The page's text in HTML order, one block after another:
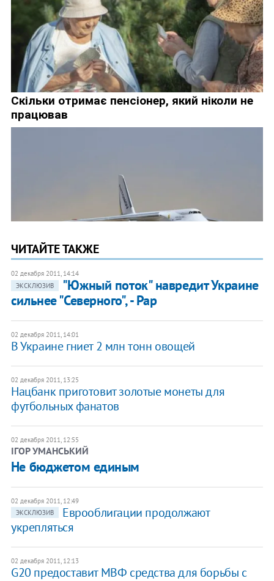
ЧИТАЙТЕ ТАКЖЕ
02 декабря 2011, 14:14
ЭКСКЛЮЗИВ
"Южный поток" навредит Украине
сильнее "Северного", - Рар
02 декабря 2011, 14:01
В Украине гниет 2 млн тонн овощей
02 декабря 2011, 13:25
Нацбанк приготовит золотые монеты для
футбольных фанатов
02 декабря 2011, 12:55
ІГОР УМАНСЬКИЙ
Не бюджетом единым
02 декабря 2011, 12:49
ЭКСКЛЮЗИВ
Еврооблигации продолжают
укрепляться
02 декабря 2011, 12:13
G20 предоставит МВФ средства для борьбы с